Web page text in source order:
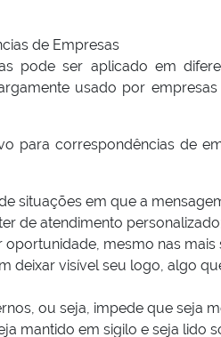
de Empresas
pode ser aplicado em
usado por
para correspondências de
situações em que a
de atendimento
mesmo nas mais
deixar visível seu logo, algo
ou seja, impede que seja
mantido em sigilo e seja lido